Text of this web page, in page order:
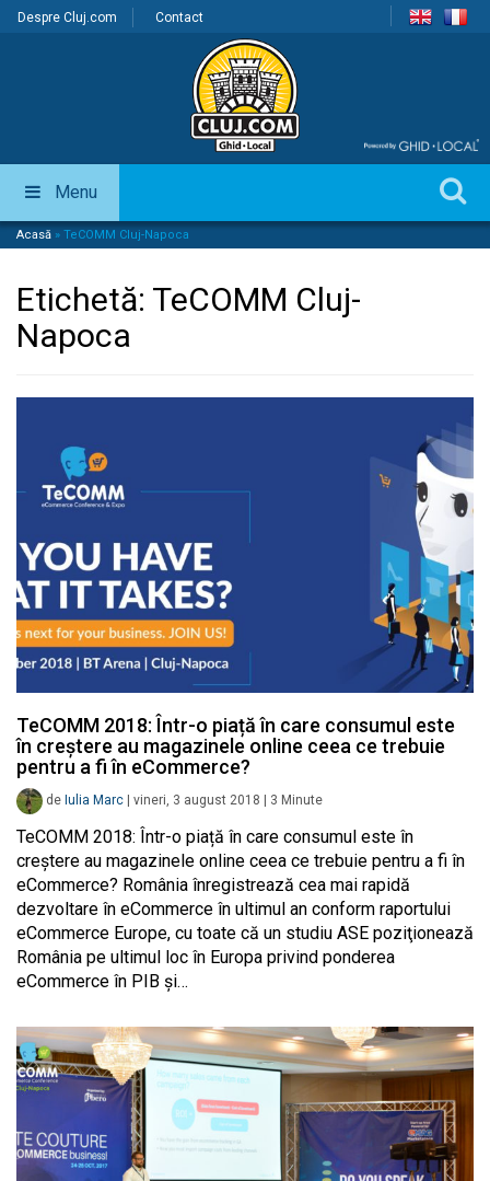
Despre Cluj.com Contact
Menu
Acasă » TeCOMM Cluj-Napoca
Etichetă: TeCOMM Cluj-
Napoca
TeCOMM 2018: Într-o piață în care consumul este
în creștere au magazinele online ceea ce trebuie
pentru a fi în eCommerce?
de Iulia Marc vineri, 3 august 2018 3 Minute
TeCOMM 2018: Într-o piață în care consumul este în
creștere au magazinele online ceea ce trebuie pentru a fi în
eCommerce? România înregistrează cea mai rapidă
dezvoltare în eCommerce în ultimul an conform raportului
eCommerce Europe, cu toate că un studiu ASE poziţionează
România pe ultimul loc în Europa privind ponderea
eCommerce în PIB şi…